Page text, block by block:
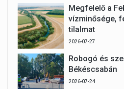
Megfelelő a
vízminősége,
tilalmat
2026-07-27
Robogó és
Békéscsabán
2026-07-24